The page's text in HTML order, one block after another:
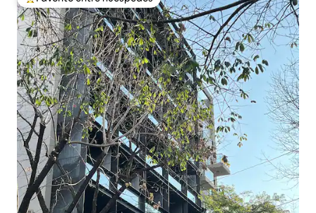
Favorito entre los huéspedes más destacados